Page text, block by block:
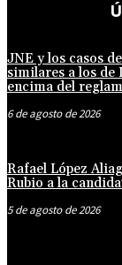
JNE y los casos
similares a los de
encima del
6 de agosto de 2026
Rafael López
Rubio a la
5 de agosto de 2026